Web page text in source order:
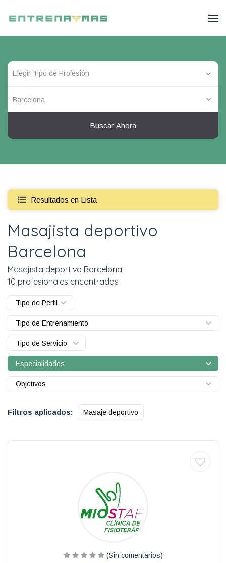
Barcelona
Buscar Ahora
Resultados en Lista
Masajista deportivo
Barcelona
Masajista deportivo Barcelona
10 profesionales encontrados
Tipo de Perfil
Tipo de Entrenamiento
Tipo de Servicio
Especialidades
Objetivos
Filtros aplicados: Masaje deportivo
(Sin comentarios)